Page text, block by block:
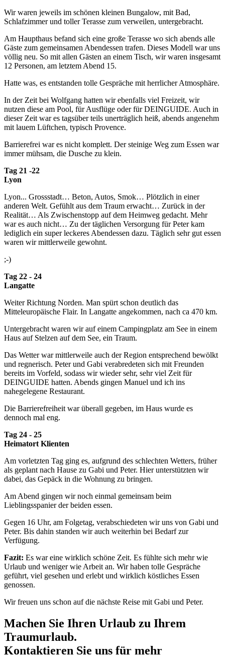
Wir waren jeweils im schönen kleinen Bungalow, mit Bad,
Schlafzimmer und toller Terasse zum verweilen, untergebracht.
Am Haupthaus befand sich eine große Terasse wo sich abends alle
Gäste zum gemeinsamen Abendessen trafen. Dieses Modell war uns
völlig neu. So mit allen Gästen an einem Tisch, wir waren insgesamt
12 Personen, am letztem Abend 15.
Hatte was, es entstanden tolle Gespräche mit herrlicher Atmosphäre.
In der Zeit bei Wolfgang hatten wir ebenfalls viel Freizeit, wir
nutzen diese am Pool, für Ausflüge oder für DEINGUIDE. Auch in
dieser Zeit war es tagsüber teils unerträglich heiß, abends angenehm
mit lauem Lüftchen, typisch Provence.
Barrierefrei war es nicht komplett. Der steinige Weg zum Essen war
immer mühsam, die Dusche zu klein.
Tag 21 -22
Lyon
Lyon... Grossstadt… Beton, Autos, Smok… Plötzlich in einer
anderen Welt. Gefühlt aus dem Traum erwacht… Zurück in der
Realität… Als Zwischenstopp auf dem Heimweg gedacht. Mehr
war es auch nicht… Zu der täglichen Versorgung für Peter kam
lediglich ein super leckeres Abendessen dazu. Täglich sehr gut essen
waren wir mittlerweile gewohnt.
;-)
Tag 22 - 24
Langatte
Weiter Richtung Norden. Man spürt schon deutlich das
Mitteleuropäische Flair. In Langatte angekommen, nach ca 470 km.
Untergebracht waren wir auf einem Campingplatz am See in einem
Haus auf Stelzen auf dem See, ein Traum.
Das Wetter war mittlerweile auch der Region entsprechend bewölkt
und regnerisch. Peter und Gabi verabredeten sich mit Freunden
bereits im Vorfeld, sodass wir wieder sehr, sehr viel Zeit für
DEINGUIDE hatten. Abends gingen Manuel und ich ins
nahegelegene Restaurant.
Die Barrierefreiheit war überall gegeben, im Haus wurde es
dennoch mal eng.
Tag 24 - 25
Heimatort Klienten
Am vorletzten Tag ging es, aufgrund des schlechten Wetters, früher
als geplant nach Hause zu Gabi und Peter. Hier unterstützten wir
dabei, das Gepäck in die Wohnung zu bringen.
Am Abend gingen wir noch einmal gemeinsam beim
Lieblingsspanier der beiden essen.
Gegen 16 Uhr, am Folgetag, verabschiedeten wir uns von Gabi und
Peter. Bis dahin standen wir auch weiterhin bei Bedarf zur
Verfügung.
Fazit: Es war eine wirklich schöne Zeit. Es fühlte sich mehr wie
Urlaub und weniger wie Arbeit an. Wir haben tolle Gespräche
geführt, viel gesehen und erlebt und wirklich köstliches Essen
genossen.
Wir freuen uns schon auf die nächste Reise mit Gabi und Peter.
Machen Sie Ihren Urlaub zu Ihrem
Traumurlaub.
Kontaktieren Sie uns für mehr